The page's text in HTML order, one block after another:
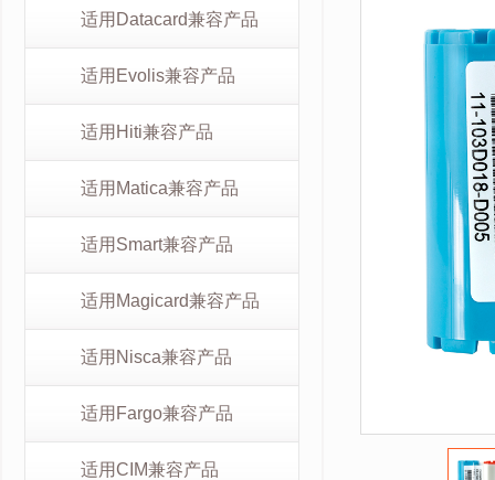
适用Datacard兼容产品
适用Evolis兼容产品
适用Hiti兼容产品
适用Matica兼容产品
适用Smart兼容产品
适用Magicard兼容产品
适用Nisca兼容产品
适用Fargo兼容产品
适用CIM兼容产品